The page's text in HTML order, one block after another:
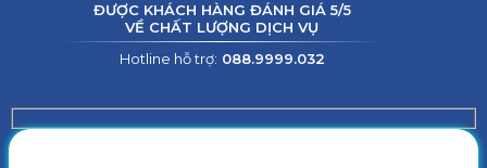
ĐƯỢC KHÁCH HÀNG ĐÁNH GIÁ 5/5
VỀ CHẤT LƯỢNG DỊCH VỤ
Hotline hỗ trợ: 088.9999.032